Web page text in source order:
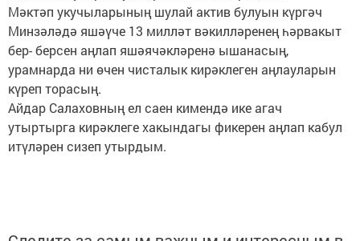
Мәктәп укучыларының шулай актив булуын күргәч
Минзәләдә яшәүче 13 милләт вәкилләренең һәрвакыт
бер- берсен аңлап яшәячәкләренә ышанасың,
урамнарда ни өчен чисталык кирәклеген аңлауларын
күреп торасың.
Айдар Салаховның ел саен кимендә ике агач
утыртырга кирәклеге хакындагы фикерен аңлап кабул
итүләрен сизеп утырдым.